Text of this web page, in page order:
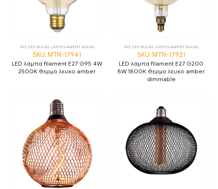
E27, LED BULBS, LED FILAMENT BULBS
SKU: MTN-17941
LED λάμπα filament E27 G95 4W
2500K θερμό λευκό amber
E27, LED BULBS, LED FILAMENT BULBS
SKU: MTN-17921
LED λάμπα filament E27 G200
8W 1800K θερμό λευκό amber
dimmable